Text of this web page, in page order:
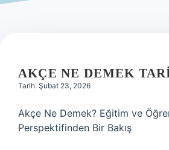
Hakkımızda
AKÇE NE DEMEK
Tarih: Şubat 23, 2026
Akçe Ne Demek? Eğitim ve
Perspektifinden Bir Bakış